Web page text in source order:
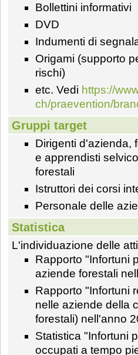
Bollettini informativi
DVD
Indumenti di
Origami (supporto
rischi)
etc. Vedi https://
ch/praevention/
Gruppi target
Dirigenti d'azienda,
e apprendisti
forestali
Istruttori dei corsi
Personale delle
Statistica
L'individuazione delle
Rapporto "Infortuni
aziende forestali
Rapporto "Infortuni
nelle aziende della
forestali) nell'anno
Statistica "Infortuni
occupati a tempo